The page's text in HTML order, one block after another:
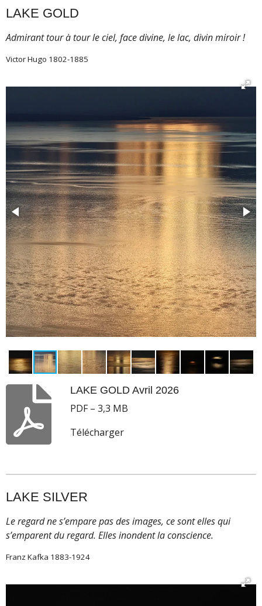
LAKE GOLD
Admirant tour à tour le ciel, face divine, le lac, divin miroir !
Victor Hugo 1802-1885
LAKE GOLD Avril 2026
PDF – 3,3 MB
Télécharger
LAKE SILVER
Le regard ne s’empare pas des images, ce sont elles qui
s’emparent du regard. Elles inondent la conscience.
Franz Kafka 1883-1924